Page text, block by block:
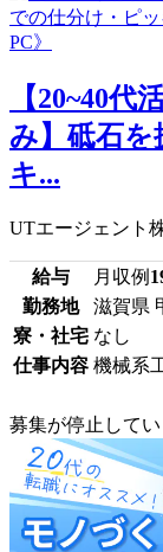
【20~40
み】砥石を
キ...
UTエージェント
給与 月収例
勤務地
滋賀県
寮・社宅 なし
仕事内容 機械系
募集が停止して